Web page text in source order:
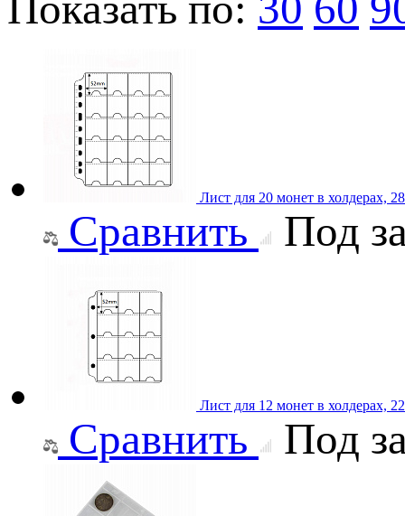
Лист для 20 монет в холдерах,
Сравнить Под
Лист для 12 монет в холдерах,
Сравнить Под